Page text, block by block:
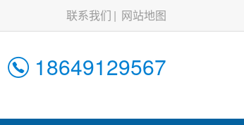
联系我们 网站地图
18649129567